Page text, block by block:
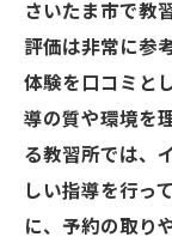
さいたま市で教
評価は非常に参
体験を口コミと
導の質や環境を
る教習所では、
しい指導を行っ
に、予約の取り